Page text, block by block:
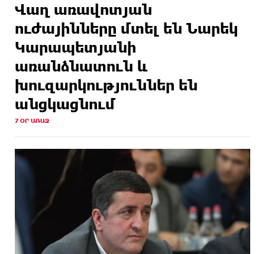
Վաղ առավոտյան
ուժայինները մտել են Նարեկ
Կարապետյանի
առանձնատուն և
խուզարկություններ են
անցկացնում
7 ՕՐ ԱՌԱՋ